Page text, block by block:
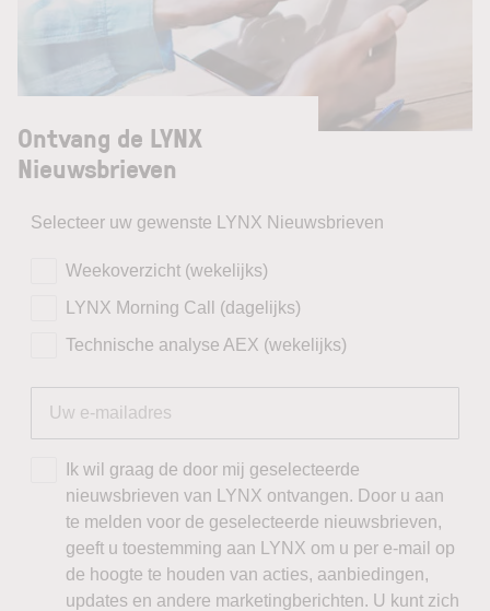
Ontvang de LYNX
Nieuwsbrieven
Selecteer uw gewenste LYNX Nieuwsbrieven
Weekoverzicht (wekelijks)
LYNX Morning Call (dagelijks)
Technische analyse AEX (wekelijks)
Ik wil graag de door mij geselecteerde
nieuwsbrieven van LYNX ontvangen. Door u aan
te melden voor de geselecteerde nieuwsbrieven,
geeft u toestemming aan LYNX om u per e-mail op
de hoogte te houden van acties, aanbiedingen,
updates en andere marketingberichten. U kunt zich